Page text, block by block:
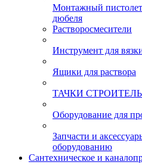
Монтажный
дюбеля
Растворосмесители
Инструмент для
Ящики для раствора
ТАЧКИ
Оборудование для
Запчасти и
оборудованию
Сантехническое и